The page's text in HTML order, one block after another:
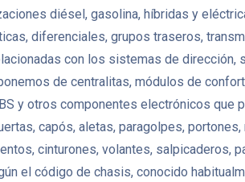
diésel, gasolina, híbridas y
diferenciales, grupos traseros,
con los sistemas de dirección,
de centralitas, módulos de
y otros componentes electrónicos que
capós, aletas, paragolpes,
cinturones, volantes, salpicaderos,
el código de chasis, conocido